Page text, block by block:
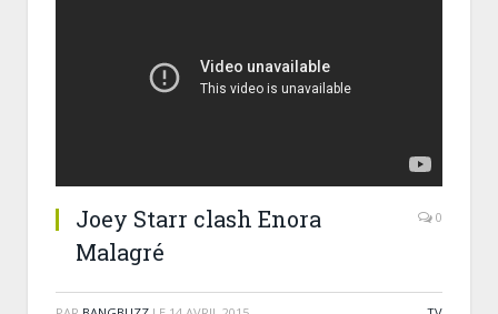
Joey Starr clash Enora
Malagré
0